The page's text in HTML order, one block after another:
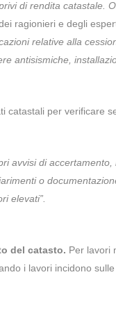
di rendita catastale.
ragionieri e degli
relative alla
antisismiche,
catastali per verificare
avvisi di accertamento,
o
elevati”.
del catasto. Per lavori
i lavori incidono